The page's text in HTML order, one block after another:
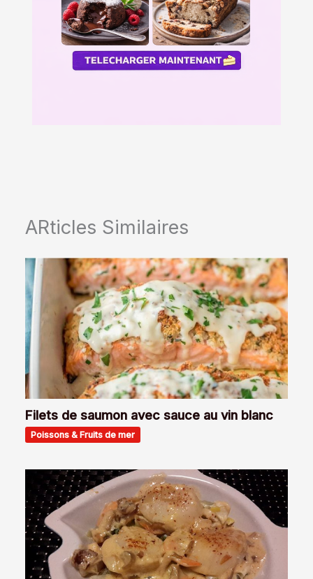
ARticles Similaires
Filets de saumon avec sauce au vin blanc
Poissons & Fruits de mer